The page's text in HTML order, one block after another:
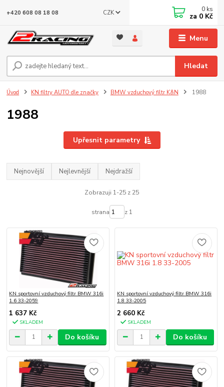
Menu
CZK
Hledat
+420 608 08 18 08 0 ks
za 0 Kč
Úvod KN filtry AUTO dle značky BMW vzduchový filtr K&N 1988
1988
Upřesnit parametry
Nejnovější Nejlevnější Nejdražší
Zobrazuji 1-25 z 25
strana z 1
KN sportovní vzduchový filtr BMW 316i
1.6 33-2059
1 637 Kč
SKLADEM
Do košíku
KN sportovní vzduchový filtr BMW 316i
1.8 33-2005
2 660 Kč
SKLADEM
Do košíku